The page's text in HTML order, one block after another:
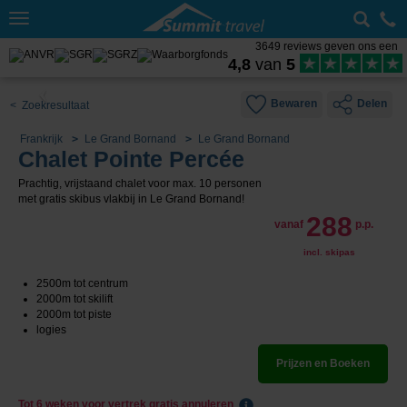
Toggle
3649 reviews geven ons een
4,8 van 5
< Zoekresultaat Bewaren Delen
Frankrijk Le Grand Bornand Le Grand Bornand
Chalet Pointe Percée
Prachtig, vrijstaand chalet voor max. 10 personen
met gratis skibus vlakbij in Le Grand Bornand!
vanaf 288 p.p.
incl. skipas
2500m tot centrum
2000m tot skilift
2000m tot piste
logies
Prijzen en Boeken
Tot 6 weken voor vertrek gratis annuleren